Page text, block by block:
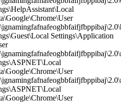
Settings\Application